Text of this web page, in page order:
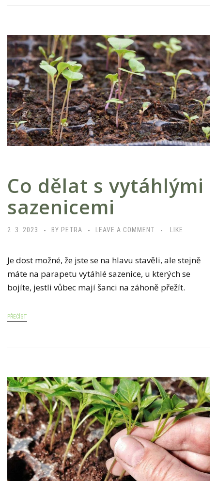
Co dělat s vytáhlými
sazenicemi
2. 3. 2023 BY PETRA LEAVE A COMMENT LIKE
Je dost možné, že jste se na hlavu stavěli, ale stejně
máte na parapetu vytáhlé sazenice, u kterých se
bojíte, jestli vůbec mají šanci na záhoně přežít.
PŘEČÍST